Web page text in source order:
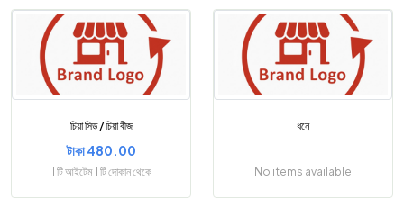
চিয়া সিড / চিয়া বীজ
টাকা 480.00
1 টি আইটেম 1 টি দোকান থেকে
ধনে
No items available